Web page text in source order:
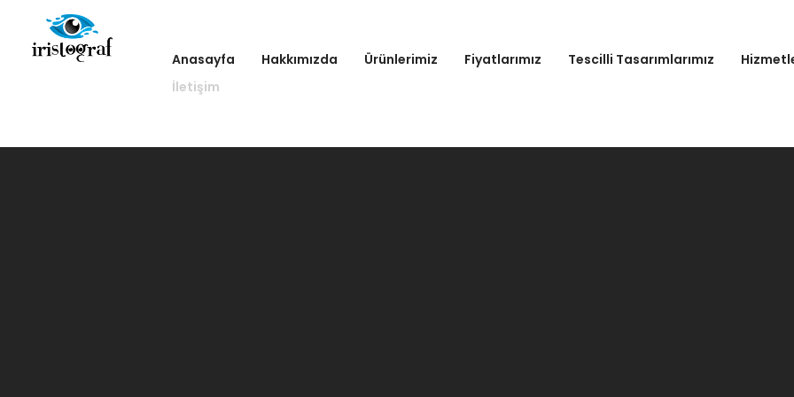
Anasayfa Hakkımızda Ürünlerimiz Fiyatlarımız Tescilli Tasarımlarımız
İletişim